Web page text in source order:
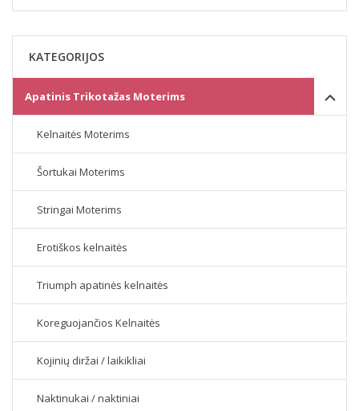
KATEGORIJOS
Apatinis Trikotažas Moterims
Kelnaitės Moterims
Šortukai Moterims
Stringai Moterims
Erotiškos kelnaitės
Triumph apatinės kelnaitės
Koreguojančios Kelnaitės
Kojinių diržai / laikikliai
Naktinukai / naktiniai